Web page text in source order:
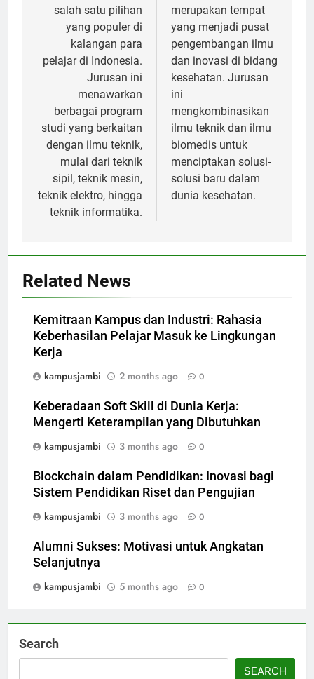
salah satu pilihan
yang populer di
kalangan para
pelajar di Indonesia.
Jurusan ini
menawarkan
berbagai program
studi yang berkaitan
dengan ilmu teknik,
mulai dari teknik
sipil, teknik mesin,
teknik elektro, hingga
teknik informatika.
merupakan tempat
yang menjadi pusat
pengembangan ilmu
dan inovasi di bidang
kesehatan. Jurusan
ini
mengkombinasikan
ilmu teknik dan ilmu
biomedis untuk
menciptakan solusi-
solusi baru dalam
dunia kesehatan.
Related News
Kemitraan Kampus dan Industri: Rahasia
Keberhasilan Pelajar Masuk ke Lingkungan
Kerja
kampusjambi
2 months ago 0
Keberadaan Soft Skill di Dunia Kerja:
Mengerti Keterampilan yang Dibutuhkan
kampusjambi
3 months ago 0
Blockchain dalam Pendidikan: Inovasi bagi
Sistem Pendidikan Riset dan Pengujian
kampusjambi
3 months ago 0
Alumni Sukses: Motivasi untuk Angkatan
Selanjutnya
kampusjambi
5 months ago 0
Search
SEARCH